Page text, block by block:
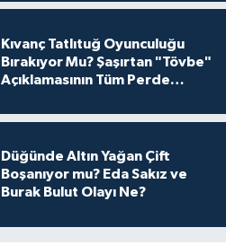
Kıvanç Tatlıtuğ Oyunculuğu
Bırakıyor Mu? Şaşırtan "Tövbe"
Açıklamasının Tüm Perde
Düğünde Altın Yağan Çift
Boşanıyor mu? Eda Sakız ve
Burak Bulut Olayı Ne?